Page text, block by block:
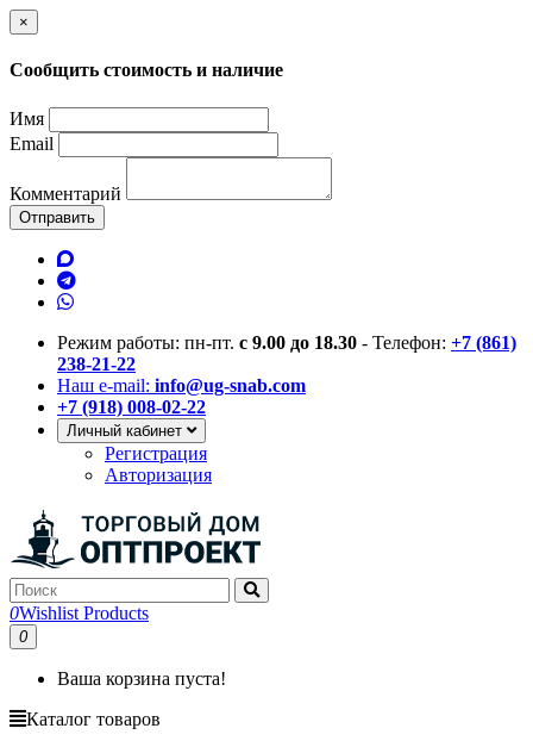
×
Сообщить стоимость и наличие
Имя
Email
Комментарий
Отправить
Режим работы: пн-пт. с 9.00 до 18.30 - Телефон: +7 (861)
238-21-22
Наш e-mail: info@ug-snab.com
+7 (918) 008-02-22
Личный кабинет
Регистрация
Авторизация
0Wishlist Products
0
Ваша корзина пуста!
Каталог товаров